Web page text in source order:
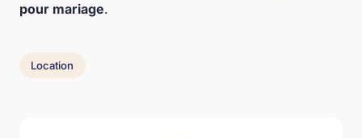
pour mariage.
Location